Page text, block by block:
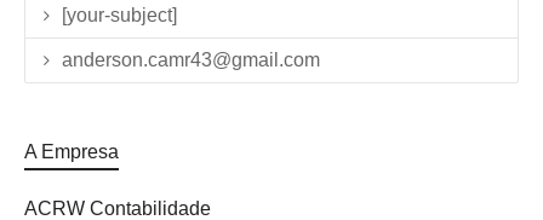
[your-subject]
anderson.camr43@gmail.com
A Empresa
ACRW Contabilidade